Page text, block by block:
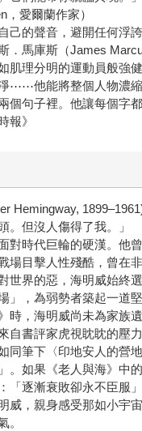
，愛爾蘭作家）
己的聲音，避開任何浮
馬庫斯（James
肌理分明的運動員般強
⋯⋯他能將整個人物濃
個句子裡。他讓每個字
》
Hemingway,
。但沒人傷得了我。」
對時代巨輪的硬漢。他
場目擊人性殘酷，曾在
世界的惡，海明威始終
」，為弱勢者築起一道
時，海明威尚未為家族
自書評家虎視眈眈的壓
同筆下〈印地安人的營
。如果《老人與海》中
「逐漸衰敗卻永不臣服
威，親身感受那如小宇
。